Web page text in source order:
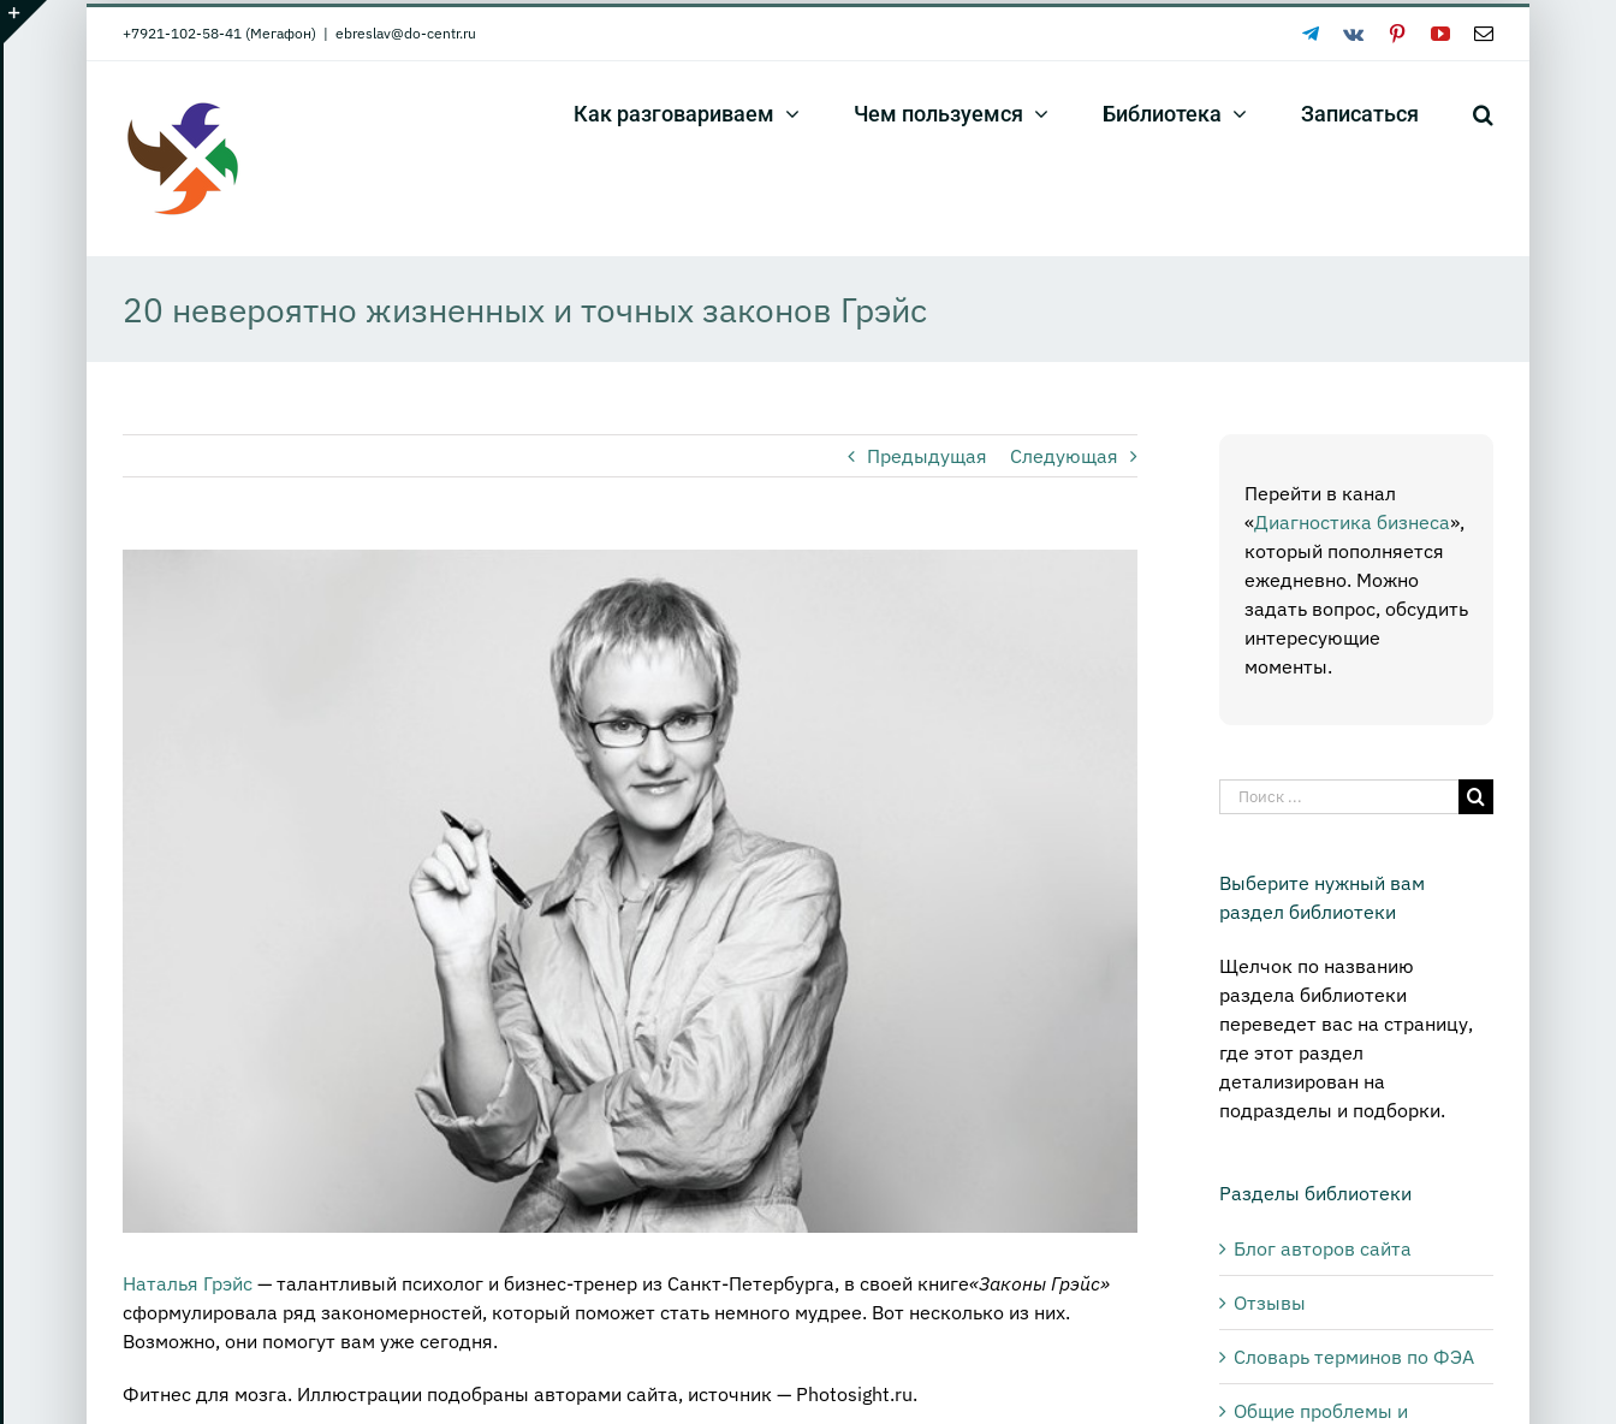
Skip
to
+7921-102-58-41 (Мегафон) | ebreslav@do-centr.ru Telegram
Vk PinterestYouTubeEmail
Как разговариваем Чем пользуемся Библиотека Записаться
20 невероятно жизненных и точных законов Грэйс
Предыдущая Следующая
Наталья Грэйс — талантливый психолог и бизнес-тренер из Санкт-Петербурга, в своей книге«Законы Грэйс»
сформулировала ряд закономерностей, который поможет стать немного мудрее. Вот несколько из них.
Возможно, они помогут вам уже сегодня.
Фитнес для мозга. Иллюстрации подобраны авторами сайта, источник — Photosight.ru.
Перейти в канал
«Диагностика бизнеса»,
который пополняется
ежедневно. Можно
задать вопрос, обсудить
интересующие
моменты.
Результат
поиска:
Выберите нужный вам
раздел библиотеки
Щелчок по названию
раздела библиотеки
переведет вас на страницу,
где этот раздел
детализирован на
подразделы и подборки.
Разделы библиотеки
Блог авторов сайта
Отзывы
Словарь терминов по ФЭА
Общие проблемы и